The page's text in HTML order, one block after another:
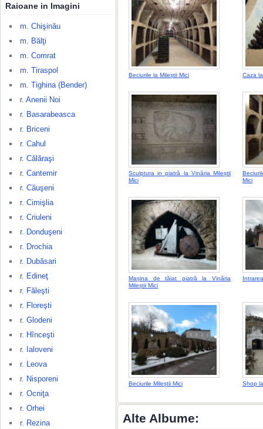
Raioane in Imagini
m. Chişinău
m. Bălţi
m. Comrat
m. Tiraspol
m. Tighina (Bender)
r. Anenii Noi
r. Basarabeasca
r. Briceni
r. Cahul
r. Călăraşi
r. Cantemir
r. Căuşeni
r. Cimişlia
r. Criuleni
r. Donduşeni
r. Drochia
r. Dubăsari
r. Edineţ
r. Făleşti
r. Floreşti
r. Glodeni
r. Hînceşti
r. Ialoveni
r. Leova
r. Nisporeni
r. Ocniţa
r. Orhei
r. Rezina
Beciurile la Mileștii Mici Caza
Sculptura in piatră la Vinăria Mileștii
Mici
Mici
Mașina de tăiat piatră la Vinăria
Mileștii Mici
Beciurile Mileștii Mici Shop
Alte Albume: